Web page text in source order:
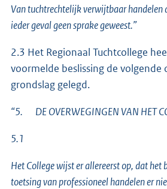
Van tuchtrechtelijk verwijtbaar handelen
ieder geval geen sprake geweest.”
2.3 Het Regionaal Tuchtcollege
voormelde beslissing de volgende
grondslag gelegd.
“5. DE OVERWEGINGEN VAN HET
5.1
Het College wijst er allereerst op, dat het
toetsing van professioneel handelen er